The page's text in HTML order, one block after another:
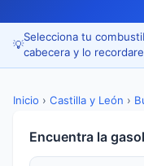
💡
Selecciona tu
cabecera y lo
Inicio › Castilla y León ›
Encuentra la